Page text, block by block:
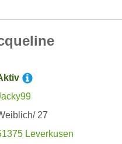
27
Leverkusen